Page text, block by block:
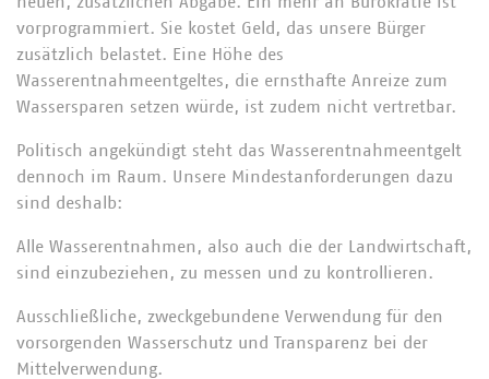
vorprogrammiert. Sie kostet Geld, das unsere Bürger
zusätzlich belastet. Eine Höhe des
Wasserentnahmeentgeltes, die ernsthafte Anreize zum
Wassersparen setzen würde, ist zudem nicht vertretbar.
Politisch angekündigt steht das Wasserentnahmeentgelt
dennoch im Raum. Unsere Mindestanforderungen dazu
sind deshalb:
Alle Wasserentnahmen, also auch die der Landwirtschaft,
sind einzubeziehen, zu messen und zu kontrollieren.
Ausschließliche, zweckgebundene Verwendung für den
vorsorgenden Wasserschutz und Transparenz bei der
Mittelverwendung.